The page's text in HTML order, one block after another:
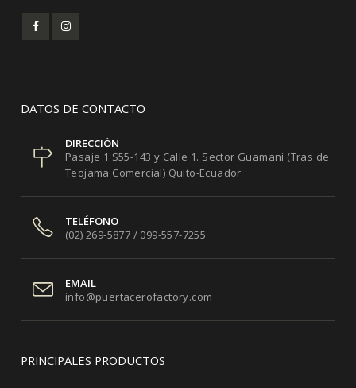
DATOS DE CONTACTO
DIRECCIÓN
Pasaje 1 S55-143 y Calle 1. Sector Guamaní (Tras de
Teojama Comercial) Quito-Ecuador
TELÉFONO
(02) 269-5877 / 099-557-7255
EMAIL
info@puertacerofactory.com
PRINCIPALES PRODUCTOS